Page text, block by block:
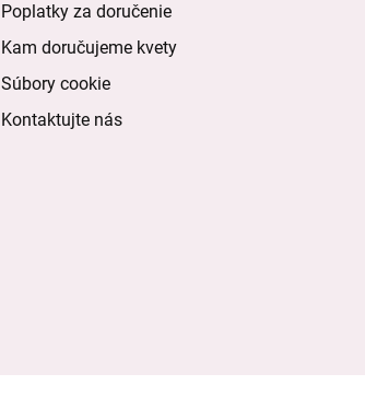
Poplatky za doručenie
Kam doručujeme kvety
Súbory cookie
Kontaktujte nás